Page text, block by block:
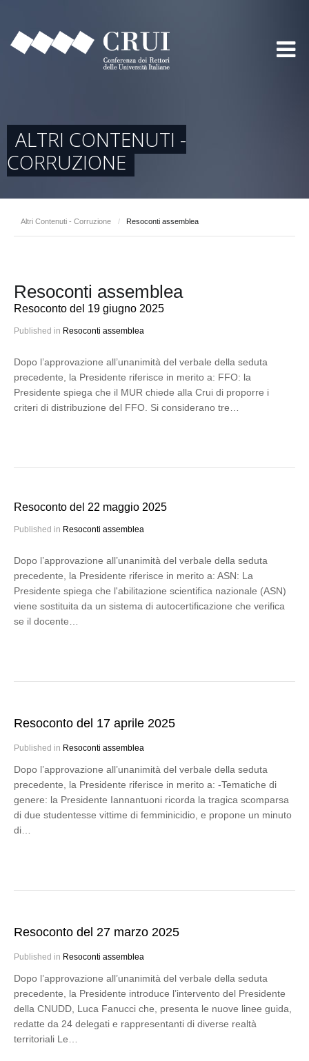
ALTRI CONTENUTI -
CORRUZIONE
Altri Contenuti - Corruzione / Resoconti assemblea
Resoconti assemblea
Resoconto del 19 giugno 2025
Published in Resoconti assemblea
Dopo l’approvazione all’unanimità del verbale della seduta
precedente, la Presidente riferisce in merito a: FFO: la
Presidente spiega che il MUR chiede alla Crui di proporre i
criteri di distribuzione del FFO. Si considerano tre…
Resoconto del 22 maggio 2025
Published in Resoconti assemblea
Dopo l’approvazione all’unanimità del verbale della seduta
precedente, la Presidente riferisce in merito a: ASN: La
Presidente spiega che l'abilitazione scientifica nazionale (ASN)
viene sostituita da un sistema di autocertificazione che verifica
se il docente…
Resoconto del 17 aprile 2025
Published in Resoconti assemblea
Dopo l’approvazione all’unanimità del verbale della seduta
precedente, la Presidente riferisce in merito a: -Tematiche di
genere: la Presidente Iannantuoni ricorda la tragica scomparsa
di due studentesse vittime di femminicidio, e propone un minuto
di…
Resoconto del 27 marzo 2025
Published in Resoconti assemblea
Dopo l’approvazione all’unanimità del verbale della seduta
precedente, la Presidente introduce l’intervento del Presidente
della CNUDD, Luca Fanucci che, presenta le nuove linee guida,
redatte da 24 delegati e rappresentanti di diverse realtà
territoriali Le…